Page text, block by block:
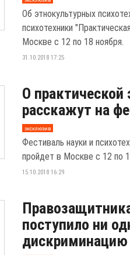
Об этнокультурных
психотехники
Москве с 12 по 18 ноября.
31.10.2018 17:25
О практической
расскажут на
эксклюзив
Фестиваль науки и
пройдет в Москве с 12 по
15.10.2018 16:29
поступило ни
дискриминацию